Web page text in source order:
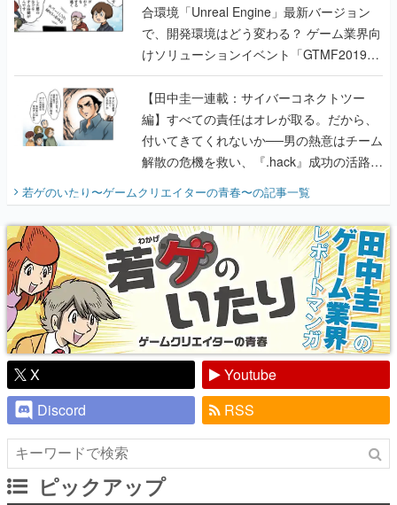
合環境「Unreal Engine」最新バージョン
で、開発環境はどう変わる？ ゲーム業界向
けソリューションイベント「GTMF2019」
に行って、より理解を深めよう【PR】
【田中圭一連載：サイバーコネクトツー
編】すべての責任はオレが取る。だから、
付いてきてくれないか──男の熱意はチーム
解散の危機を救い、『.hack』成功の活路を
『少年ジャンプ』色だった【若ゲのいた
り】
若ゲのいたり〜ゲームクリエイターの青春〜の記事一覧
X
Youtube
Discord
RSS
ピックアップ